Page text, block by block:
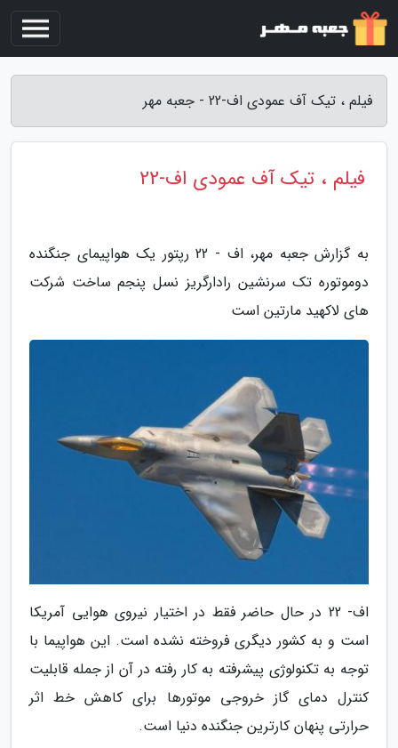
فیلم ، تیک آف عمودی اف-22 - جعبه مهر
فیلم ، تیک آف عمودی اف-22
به گزارش جعبه مهر، اف - 22 رپتور یک هواپیمای جنگنده
دوموتوره تک سرنشین رادارگریز نسل پنجم ساخت شرکت
های لاکهید مارتین است
اف- 22 در حال حاضر فقط در اختیار نیروی هوایی آمریکا
است و به کشور دیگری فروخته نشده است. این هواپیما با
توجه به تکنولوژی پیشرفته به کار رفته در آن از جمله قابلیت
کنترل دمای گاز خروجی موتورها برای کاهش خط اثر
حرارتی پنهان کارترین جنگنده دنیا است.